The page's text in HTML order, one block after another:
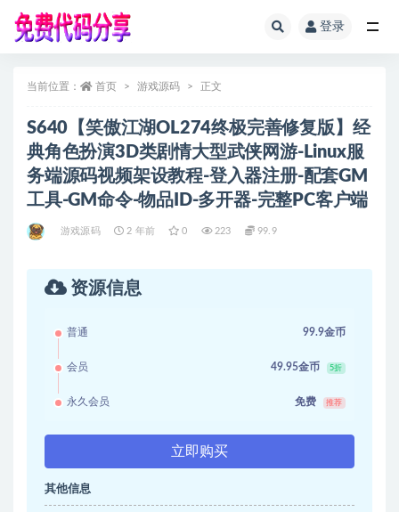
登录
当前位置： 首页 游戏源码 正文
S640【笑傲江湖OL274终极完善修复版】经
典角色扮演3D类剧情大型武侠网游-Linux服
务端源码视频架设教程-登入器注册-配套GM
工具-GM命令-物品ID-多开器-完整PC客户端
游戏源码 2 年前 0 223 99.9
资源信息
普通 99.9金币
会员 49.95金币 5折
永久会员 免费 推荐
立即购买
其他信息